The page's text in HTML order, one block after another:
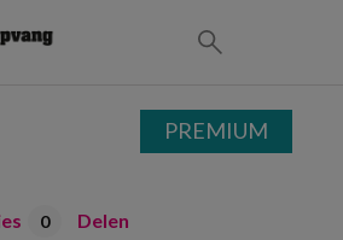
0 Delen
PREMIUM